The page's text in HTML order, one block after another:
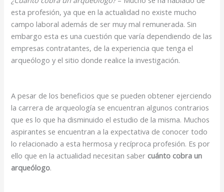
esta profesión, ya que en la actualidad no existe mucho
campo laboral además de ser muy mal remunerada. Sin
embargo esta es una cuestión que varía dependiendo de las
empresas contratantes, de la experiencia que tenga el
arqueólogo y el sitio donde realice la investigación.
A pesar de los beneficios que se pueden obtener ejerciendo
la carrera de arqueología se encuentran algunos contrarios
que es lo que ha disminuido el estudio de la misma. Muchos
aspirantes se encuentran a la expectativa de conocer todo
lo relacionado a esta hermosa y recíproca profesión. Es por
ello que en la actualidad necesitan saber cuánto cobra un
arqueólogo.